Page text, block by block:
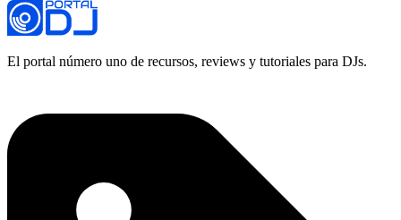
El portal número uno de recursos, reviews y tutoriales para DJs.